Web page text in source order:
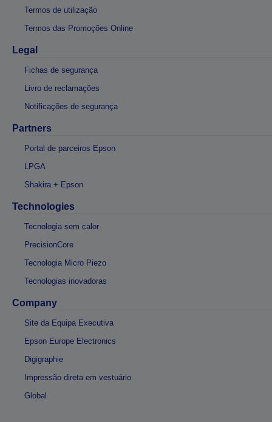
Termos de utilização
Termos das Promoções Online
Legal
Fichas de segurança
Livro de reclamações
Notificações de segurança
Partners
Portal de parceiros Epson
LPGA
Shakira + Epson
Technologies
Tecnologia sem calor
PrecisionCore
Tecnologia Micro Piezo
Tecnologias inovadoras
Company
Site da Equipa Executiva
Epson Europe Electronics
Digigraphie
Impressão direta em vestuário
Global